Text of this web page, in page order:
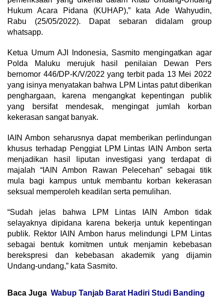
Hukum Acara Pidana (KUHAP),” kata Ade Wahyudin,
Rabu (25/05/2022). Dapat sebaran didalam group
whatsapp.
Ketua Umum AJI Indonesia, Sasmito mengingatkan agar
Polda Maluku merujuk hasil penilaian Dewan Pers
bernomor 446/DP-K/V/2022 yang terbit pada 13 Mei 2022
yang isinya menyatakan bahwa LPM Lintas patut diberikan
penghargaan, karena mengangkat kepentingan publik
yang bersifat mendesak, mengingat jumlah korban
kekerasan sangat banyak.
IAIN Ambon seharusnya dapat memberikan perlindungan
khusus terhadap Penggiat LPM Lintas IAIN Ambon serta
menjadikan hasil liputan investigasi yang terdapat di
majalah “IAIN Ambon Rawan Pelecehan” sebagai titik
mula bagi kampus untuk membantu korban kekerasan
seksual memperoleh keadilan serta pemulihan.
“Sudah jelas bahwa LPM Lintas IAIN Ambon tidak
selayaknya dipidana karena bekerja untuk kepentingan
publik. Rektor IAIN Ambon harus melindungi LPM Lintas
sebagai bentuk komitmen untuk menjamin kebebasan
berekspresi dan kebebasan akademik yang dijamin
Undang-undang,” kata Sasmito.
Baca Juga Wabup Tanjab Barat Hadiri Studi Banding